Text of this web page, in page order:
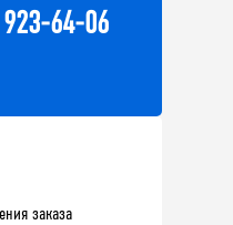
64-06
заказа